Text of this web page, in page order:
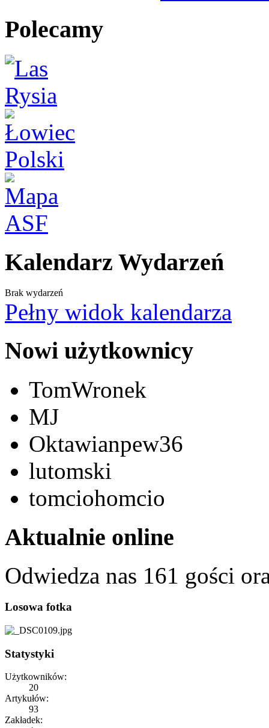
Polecamy
Kalendarz Wydarzeń
Brak wydarzeń
Pełny widok kalendarza
Nowi użytkownicy
TomWronek
MJ
Oktawianpew36
lutomski
tomciohomcio
Aktualnie online
Odwiedza nas 161 gości
Losowa fotka
Statystyki
Użytkowników:
20
Artykułów:
93
Zakładek: